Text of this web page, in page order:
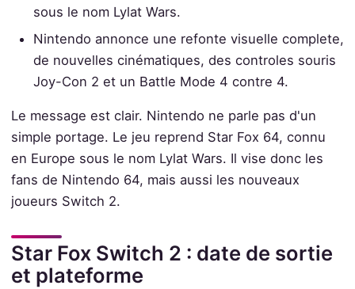
sous le nom Lylat Wars.
Nintendo annonce une refonte visuelle complete,
de nouvelles cinématiques, des controles souris
Joy-Con 2 et un Battle Mode 4 contre 4.
Le message est clair. Nintendo ne parle pas d'un
simple portage. Le jeu reprend Star Fox 64, connu
en Europe sous le nom Lylat Wars. Il vise donc les
fans de Nintendo 64, mais aussi les nouveaux
joueurs Switch 2.
Star Fox Switch 2 : date de sortie
et plateforme